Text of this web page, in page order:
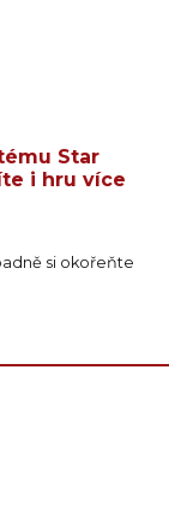
Star
i hru více
si okořeňte